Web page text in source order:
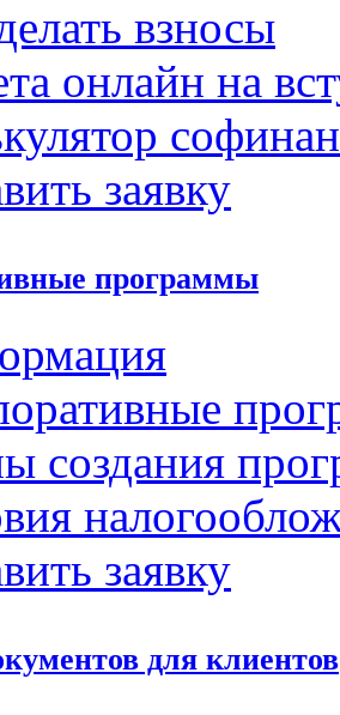
взносы
онлайн на
заявку
программы
создания
заявку
для клиентов